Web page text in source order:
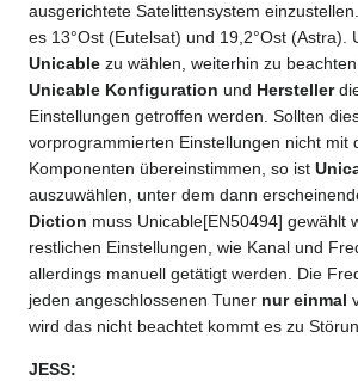
ausgerichtete Satelittensystem
es 13°Ost (Eutelsat) und 19,2°Ost (Astra).
Unicable zu wählen, weiterhin zu
Unicable Konfiguration und Hersteller
Einstellungen getroffen werden. Sollten
vorprogrammierten Einstellungen nicht mit
Komponenten übereinstimmen, so ist
auszuwählen, unter dem dann
Diction muss Unicable[EN50494] gewählt
restlichen Einstellungen, wie Kanal und
allerdings manuell getätigt werden. Die
jeden angeschlossenen Tuner nur einmal
wird das nicht beachtet kommt es zu
JESS: